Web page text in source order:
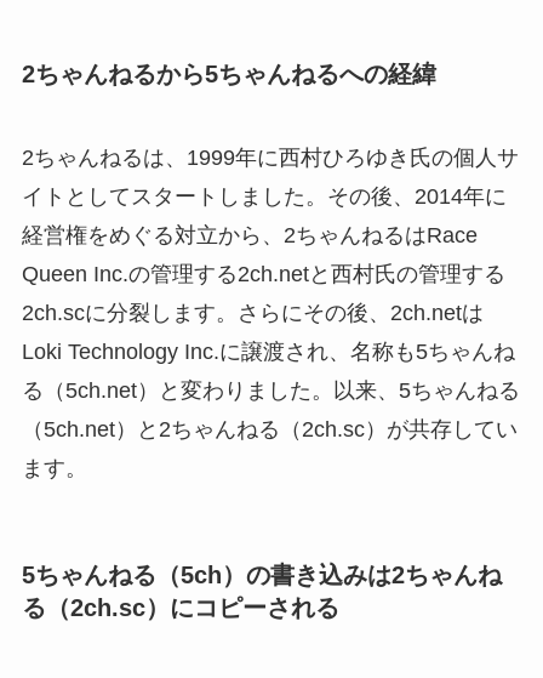
2ちゃんねるから5ちゃんねるへの経緯
2ちゃんねるは、1999年に西村ひろゆき氏の個人サ
イトとしてスタートしました。その後、2014年に
経営権をめぐる対立から、2ちゃんねるはRace
Queen Inc.の管理する2ch.netと西村氏の管理する
2ch.scに分裂します。さらにその後、2ch.netは
Loki Technology Inc.に譲渡され、名称も5ちゃんね
る（5ch.net）と変わりました。以来、5ちゃんねる
（5ch.net）と2ちゃんねる（2ch.sc）が共存してい
ます。
5ちゃんねる（5ch）の書き込みは2ちゃんね
る（2ch.sc）にコピーされる